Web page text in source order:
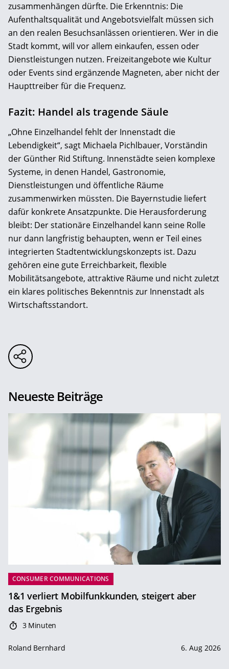
zusammenhängen dürfte. Die Erkenntnis: Die
Aufenthaltsqualität und Angebotsvielfalt müssen sich
an den realen Besuchsanlässen orientieren. Wer in die
Stadt kommt, will vor allem einkaufen, essen oder
Dienstleistungen nutzen. Freizeitangebote wie Kultur
oder Events sind ergänzende Magneten, aber nicht der
Haupttreiber für die Frequenz.
Fazit: Handel als tragende Säule
„Ohne Einzelhandel fehlt der Innenstadt die
Lebendigkeit“, sagt Michaela Pichlbauer, Vorständin
der Günther Rid Stiftung. Innenstädte seien komplexe
Systeme, in denen Handel, Gastronomie,
Dienstleistungen und öffentliche Räume
zusammenwirken müssten. Die Bayernstudie liefert
dafür konkrete Ansatzpunkte. Die Herausforderung
bleibt: Der stationäre Einzelhandel kann seine Rolle
nur dann langfristig behaupten, wenn er Teil eines
integrierten Stadtentwicklungskonzepts ist. Dazu
gehören eine gute Erreichbarkeit, flexible
Mobilitätsangebote, attraktive Räume und nicht zuletzt
ein klares politisches Bekenntnis zur Innenstadt als
Wirtschaftsstandort.
Neueste Beiträge
CONSUMER COMMUNICATIONS
1&1 verliert Mobilfunkkunden, steigert aber
das Ergebnis
3 Minuten
Roland Bernhard 6. Aug 2026